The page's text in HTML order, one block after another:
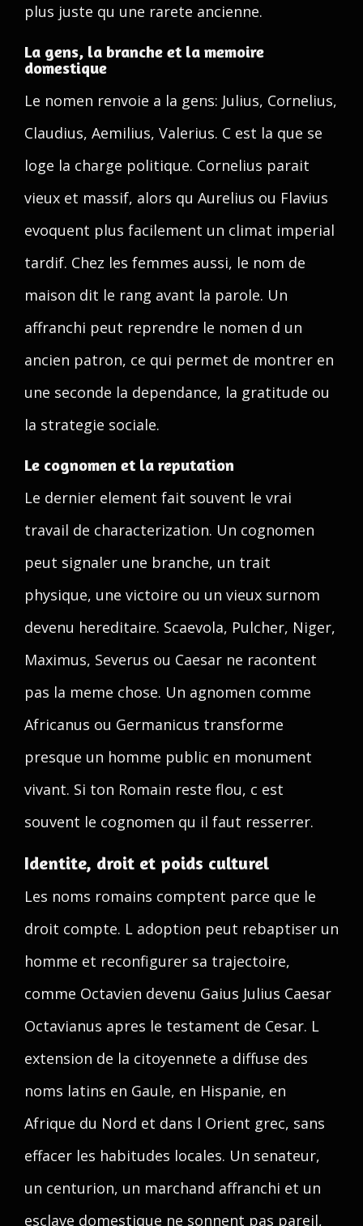
plus juste qu une rarete ancienne.
La gens, la branche et la memoire
domestique
Le nomen renvoie a la gens: Julius, Cornelius,
Claudius, Aemilius, Valerius. C est la que se
loge la charge politique. Cornelius parait
vieux et massif, alors qu Aurelius ou Flavius
evoquent plus facilement un climat imperial
tardif. Chez les femmes aussi, le nom de
maison dit le rang avant la parole. Un
affranchi peut reprendre le nomen d un
ancien patron, ce qui permet de montrer en
une seconde la dependance, la gratitude ou
la strategie sociale.
Le cognomen et la reputation
Le dernier element fait souvent le vrai
travail de characterization. Un cognomen
peut signaler une branche, un trait
physique, une victoire ou un vieux surnom
devenu hereditaire. Scaevola, Pulcher, Niger,
Maximus, Severus ou Caesar ne racontent
pas la meme chose. Un agnomen comme
Africanus ou Germanicus transforme
presque un homme public en monument
vivant. Si ton Romain reste flou, c est
souvent le cognomen qu il faut resserrer.
Identite, droit et poids culturel
Les noms romains comptent parce que le
droit compte. L adoption peut rebaptiser un
homme et reconfigurer sa trajectoire,
comme Octavien devenu Gaius Julius Caesar
Octavianus apres le testament de Cesar. L
extension de la citoyennete a diffuse des
noms latins en Gaule, en Hispanie, en
Afrique du Nord et dans l Orient grec, sans
effacer les habitudes locales. Un senateur,
un centurion, un marchand affranchi et un
esclave domestique ne sonnent pas pareil,